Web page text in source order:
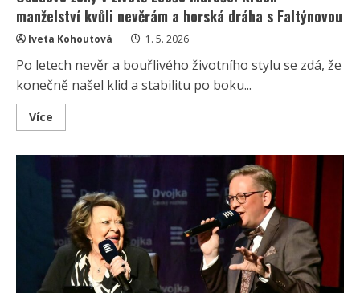
manželství kvůli nevěrám a horská dráha s Faltýnovou
Iveta Kohoutová 1. 5. 2026
Po letech nevěr a bouřlivého životního stylu se zdá, že
konečně našel klid a stabilitu po boku...
Více
more
ženy
životě
Leoše
Mareše:
Krach
manželství
kvůli
nevěrám
a
horská
dráha